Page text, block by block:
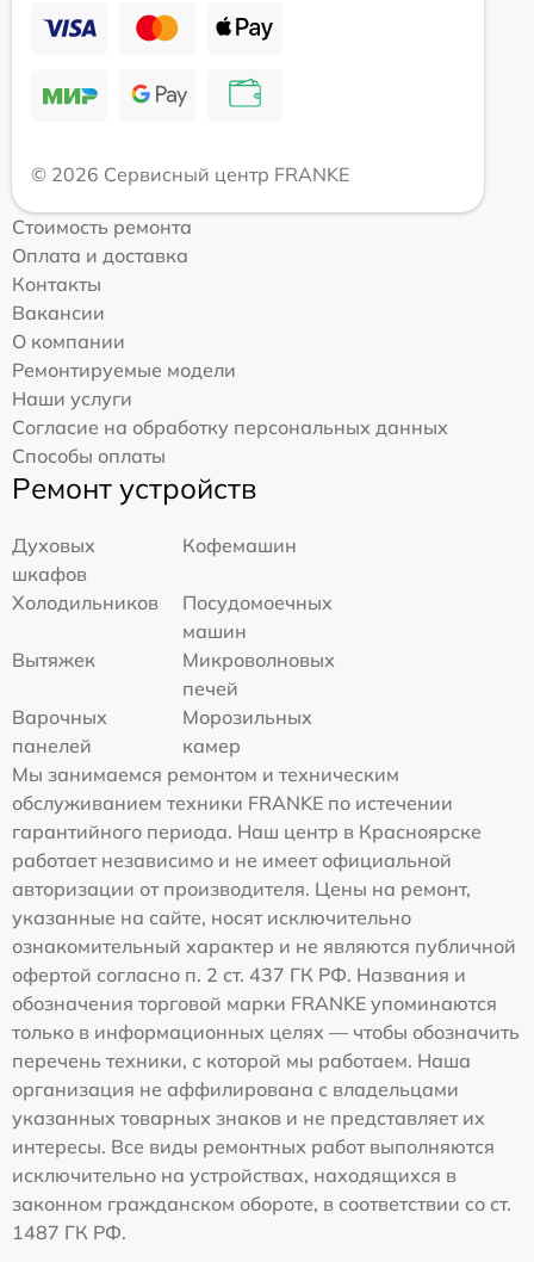
© 2026 Сервисный центр FRANKE
Стоимость ремонта
Оплата и доставка
Контакты
Вакансии
О компании
Ремонтируемые модели
Наши услуги
Согласие на обработку персональных данных
Способы оплаты
Ремонт устройств
Духовых
шкафов
Кофемашин
Холодильников
Посудомоечных
машин
Вытяжек
Микроволновых
печей
Варочных
панелей
Морозильных
камер
Мы занимаемся ремонтом и техническим
обслуживанием техники FRANKE по истечении
гарантийного периода. Наш центр в Красноярске
работает независимо и не имеет официальной
авторизации от производителя. Цены на ремонт,
указанные на сайте, носят исключительно
ознакомительный характер и не являются публичной
офертой согласно п. 2 ст. 437 ГК РФ. Названия и
обозначения торговой марки FRANKE упоминаются
только в информационных целях — чтобы обозначить
перечень техники, с которой мы работаем. Наша
организация не аффилирована с владельцами
указанных товарных знаков и не представляет их
интересы. Все виды ремонтных работ выполняются
исключительно на устройствах, находящихся в
законном гражданском обороте, в соответствии со ст.
1487 ГК РФ.